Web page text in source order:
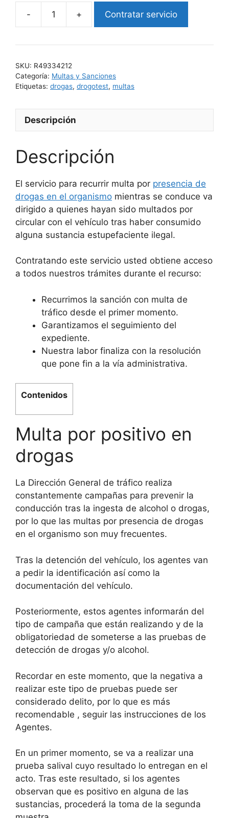
Recurrir
por
de
drogas
2023.
Contratar servicio
SKU: R49334212
Categoría: Multas y Sanciones
Etiquetas: drogas, drogotest, multas
Descripción
Descripción
El servicio para recurrir multa por presencia de
drogas en el organismo mientras se conduce va
dirigido a quienes hayan sido multados por
circular con el vehículo tras haber consumido
alguna sustancia estupefaciente ilegal.
Contratando este servicio usted obtiene acceso
a todos nuestros trámites durante el recurso:
Recurrimos la sanción con multa de
tráfico desde el primer momento.
Garantizamos el seguimiento del
expediente.
Nuestra labor finaliza con la resolución
que pone fin a la vía administrativa.
Contenidos
Multa por positivo en
drogas
La Dirección General de tráfico realiza
constantemente campañas para prevenir la
conducción tras la ingesta de alcohol o drogas,
por lo que las multas por presencia de drogas
en el organismo son muy frecuentes.
Tras la detención del vehículo, los agentes van
a pedir la identificación así como la
documentación del vehículo.
Posteriormente, estos agentes informarán del
tipo de campaña que están realizando y de la
obligatoriedad de someterse a las pruebas de
detección de drogas y/o alcohol.
Recordar en este momento, que la negativa a
realizar este tipo de pruebas puede ser
considerado delito, por lo que es más
recomendable , seguir las instrucciones de los
Agentes.
En un primer momento, se va a realizar una
prueba salival cuyo resultado lo entregan en el
acto. Tras este resultado, si los agentes
observan que es positivo en alguna de las
sustancias, procederá la toma de la segunda